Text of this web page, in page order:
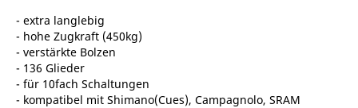
- extra langlebig
- hohe Zugkraft (450kg)
- verstärkte Bolzen
- 136 Glieder
- für 10fach Schaltungen
- kompatibel mit Shimano(Cues), Campagnolo, SRAM